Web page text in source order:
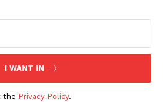
I WANT IN
the Privacy Policy.